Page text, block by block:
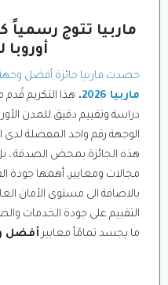
ماربيا تتوج رسمياً
أوروبا
حصدت ماربيا جائزة أفضل وجهة
ماربيا 2026
. هذا التكريم قُدم
دراسة وتقييم دقيق للمدن
الوجهة رقم واحد المفضلة لدى
هذه الجائزة بمحض الصدفة ،
مجالات ومعايير، أهمها جودة
بالاضافة الى مستوى الأمان
التقييم على جودة الخدمات
ما يجسد تمامًأ معايير أفضل